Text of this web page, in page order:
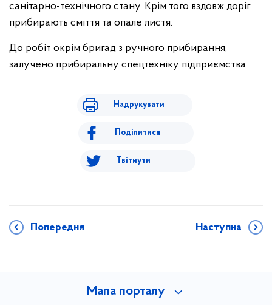
санітарно-технічного стану. Крім того вздовж доріг
прибирають сміття та опале листя.
До робіт окрім бригад з ручного прибирання,
залучено прибиральну спецтехніку підприємства.
Надрукувати
Поділитися
Твітнути
Попередня Наступна
Мапа порталу